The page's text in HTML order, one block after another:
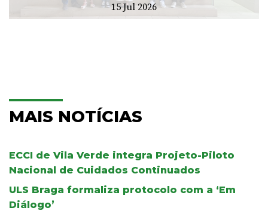
15 Jul 2026
MAIS NOTÍCIAS
ECCI de Vila Verde integra Projeto-Piloto
Nacional de Cuidados Continuados
ULS Braga formaliza protocolo com a ‘Em
Diálogo’